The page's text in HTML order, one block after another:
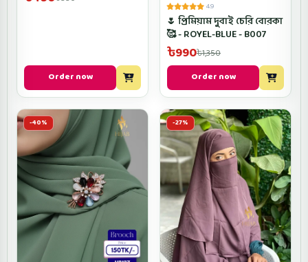
Color
Order now
4.9
🌷 প্রিমিয়াম দুবাই চেরি বোরকা
🥰 - ROYEL-BLUE - B007
৳990৳1,350
Order now
-40% -27%